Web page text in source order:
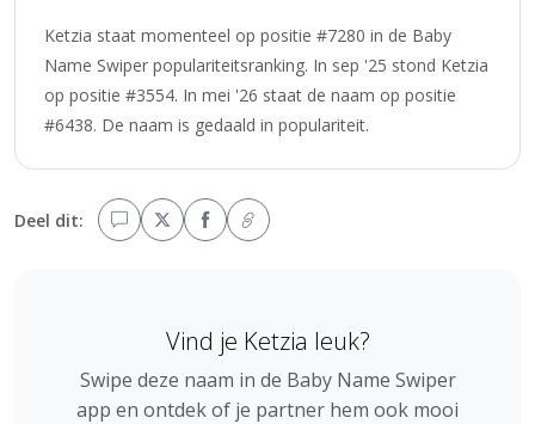
Ketzia staat momenteel op positie #7280 in de Baby
Name Swiper populariteitsranking. In sep '25 stond Ketzia
op positie #3554. In mei '26 staat de naam op positie
#6438. De naam is gedaald in populariteit.
Deel dit:
Vind je Ketzia leuk?
Swipe deze naam in de Baby Name Swiper
app en ontdek of je partner hem ook mooi